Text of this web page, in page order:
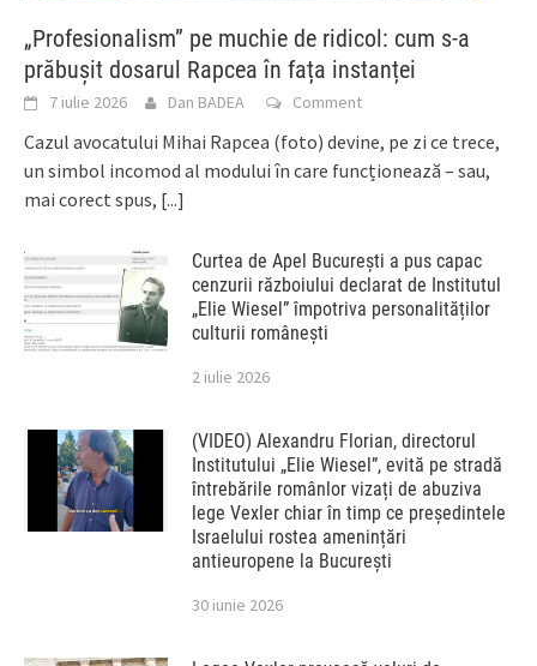
„Profesionalism” pe muchie de ridicol: cum s-a
prăbușit dosarul Rapcea în fața instanței
7 iulie 2026 Dan BADEA Comment
Cazul avocatului Mihai Rapcea (foto) devine, pe zi ce trece,
un simbol incomod al modului în care funcționează – sau,
mai corect spus, [...]
Curtea de Apel București a pus capac
cenzurii războiului declarat de Institutul
„Elie Wiesel” împotriva personalităților
culturii românești
2 iulie 2026
(VIDEO) Alexandru Florian, directorul
Institutului „Elie Wiesel”, evită pe stradă
întrebările românlor vizați de abuziva
lege Vexler chiar în timp ce președintele
Israelului rostea amenințări
antieuropene la București
30 iunie 2026